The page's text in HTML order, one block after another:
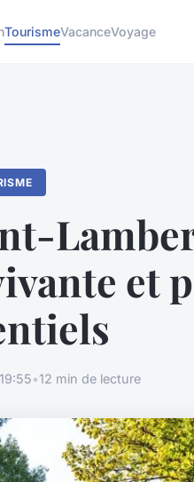
TourismeVacanceVoyage
et
•12 min de lecture